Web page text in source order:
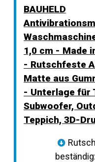
BAUHELD
1,0 cm - Made
- Rutschfeste
Matte aus
- Unterlage für
Subwoofer,
Teppich, 3D-